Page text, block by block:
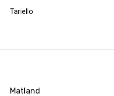
Tariello
Matland